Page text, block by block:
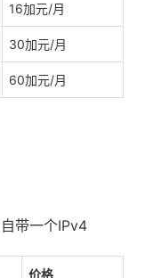
16加元/月
30加元/月
60加元/月
带一个IPv4
价格